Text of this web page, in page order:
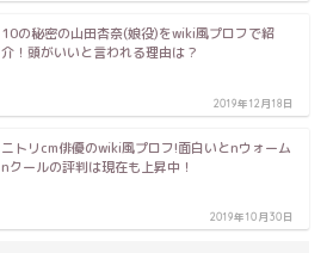
10の秘密の山田杏奈(娘役)をwiki風プロフで紹
介！頭がいいと言われる理由は？
2019年12月18日
ニトリcm俳優のwiki風プロフ!面白いとnウォーム
nクールの評判は現在も上昇中！
2019年10月30日